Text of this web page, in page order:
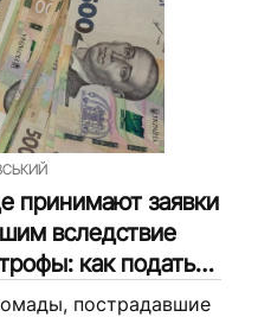
принимают заявки
вследствие
как податься
пострадавшие